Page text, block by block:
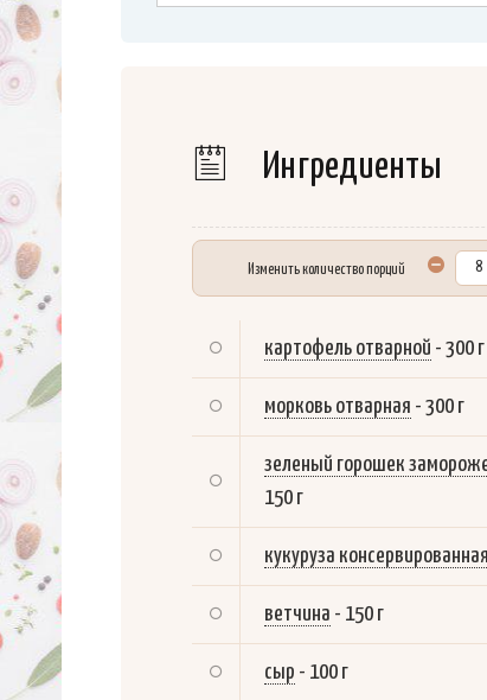
Ингредиенты
Изменить количество порций
картофель отварной - 300 г
морковь отварная - 300 г
зеленый горошек
150 г
кукуруза консервированная
ветчина - 150 г
сыр - 100 г